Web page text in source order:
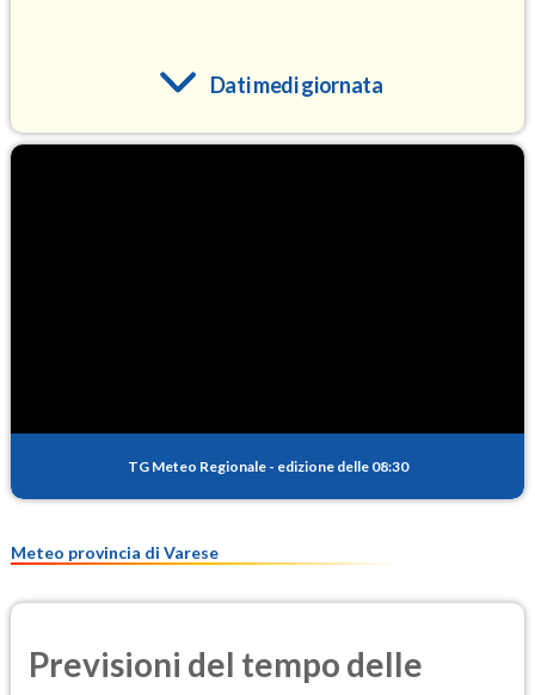
Dati medi giornata
PM25
TG Meteo Regionale - edizione delle 08:30
Meteo provincia di Varese
Previsioni del tempo delle